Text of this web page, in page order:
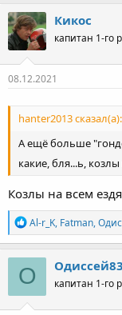
Кикос
капитан 1-го
08.12.2021
hanter2013 сказал(а):
А ещё больше
какие, бля...ь,
Козлы на всем
Р
е
а
к
ц
и
и
:
Al-r_K, Fatman,
О Одиссей83
капитан 1-го